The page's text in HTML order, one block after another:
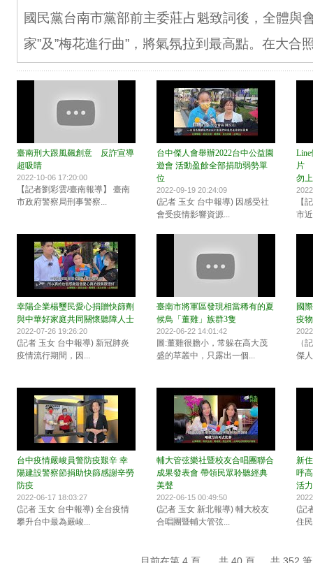
國民黨台南市黨部前主委莊占魁致詞後，全體與
家”及”梅花進行曲”，將氣氛拉到最高點。在大合
臺南刑大跟風飆創意 反詐宣導
超吸睛
2022-10-06 17:20:00
【記者劉彩雲/臺南報導】 臺南
市政府警察局刑事警察...
台中傑人會舉辦2022台中公益園
遊會 活動盈餘全部捐助弱勢單
位
2022-09-19 20:24:09
(記者 玉女 台中報導) 因感受社
會受疫情影響資源...
片
勿
【
市
幸陽企業楊璽民愛心捐贈快篩劑
與中華好家庭共同關懷聽障人士
2022-07-26 19:26:20
(記者 玉女 台中報導) 新冠肺炎
疫情流行期間，因...
臺南市將軍區發現相當稀有的夏
候鳥「董雞」族群3隻
2022-06-22 14:01:42
圖:董雞很膽小，常躲在高大茂
盛的草叢中，只露出一個...
國
疫
（
傑
台中疫情嚴峻員警防疫艱辛 幸
陽建設警察節捐助快篩感謝辛勞
防疫
2022-06-17 18:03:27
(記者 玉女 台中報導) 全台疫情
攀升台中最為嚴峻...
輔大管弦樂社暨校友合唱團聯合
成果發表會 帶領民眾聆聽經典
美聲
2022-06-15 00:49:50
(記者 玉女 新北報導) 輔大校友
合唱團暨輔大管弦...
新
呼
活力
(記
住